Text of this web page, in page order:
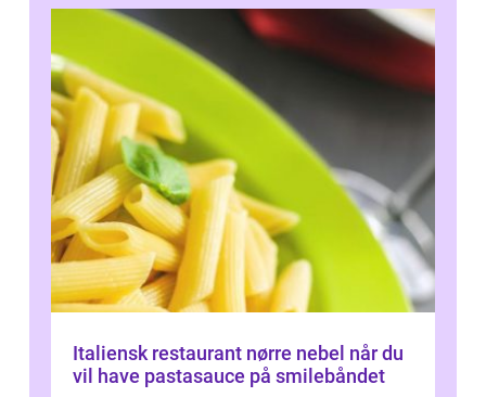
Italiensk restaurant nørre nebel når du
vil have pastasauce på smilebåndet